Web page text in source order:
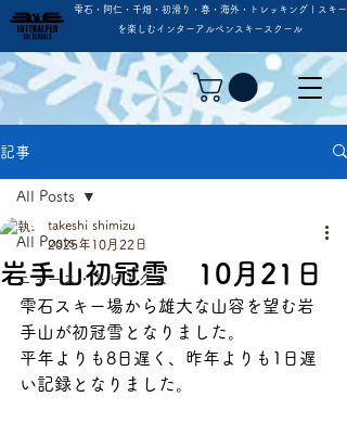
雫石・阿仁・千畑・初滑り・春・海外・トレッキング | スキー
を楽しむインターアルペンスキースクール
記事
All Posts
ニュース・トピックス
All Posts
岩手山初冠雪 10月21日
takeshi shimizu
2025年10月22日
雫石スキー場から雄大な山容を望む岩
手山が初冠雪となりました。
平年よりも8日遅く、昨年よりも1日遅
い記録となりました。